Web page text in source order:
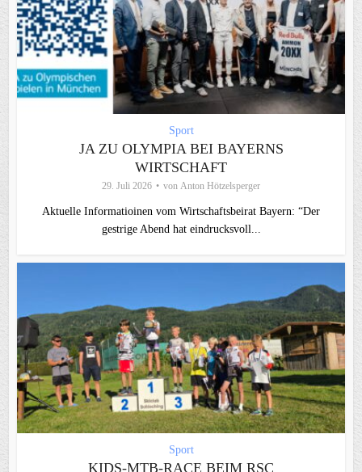
Sport
JA ZU OLYMPIA BEI BAYERNS
WIRTSCHAFT
29. Juli 2026 von Anton Hötzelsperger
Aktuelle Informatioinen vom Wirtschaftsbeirat Bayern: “Der
gestrige Abend hat eindrucksvoll...
Sport
KIDS-MTB-RACE BEIM RSC